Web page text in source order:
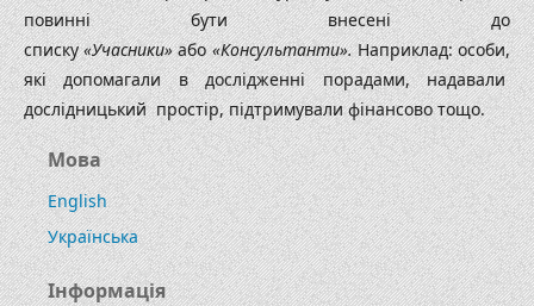
повинні бути внесені до
списку«Учасники»або«Консультанти».Наприклад: особи,
які допомагали в дослідженні порадами, надавали
дослідницький простір, підтримували фінансово тощо.
Мова
English
Українська
Інформація